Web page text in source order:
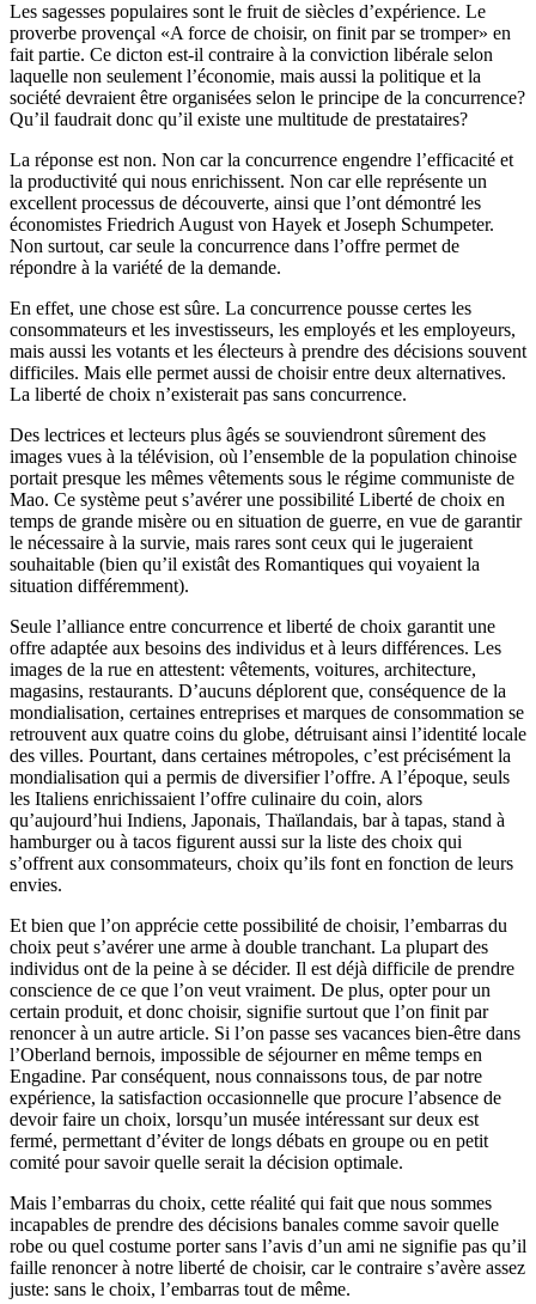
Les sagesses populaires sont le fruit de siècles d’expérience. Le
proverbe provençal «A force de choisir, on finit par se tromper» en
fait partie. Ce dicton est-il contraire à la conviction libérale selon
laquelle non seulement l’économie, mais aussi la politique et la
société devraient être organisées selon le principe de la concurrence?
Qu’il faudrait donc qu’il existe une multitude de prestataires?
La réponse est non. Non car la concurrence engendre l’efficacité et
la productivité qui nous enrichissent. Non car elle représente un
excellent processus de découverte, ainsi que l’ont démontré les
économistes Friedrich August von Hayek et Joseph Schumpeter.
Non surtout, car seule la concurrence dans l’offre permet de
répondre à la variété de la demande.
En effet, une chose est sûre. La concurrence pousse certes les
consommateurs et les investisseurs, les employés et les employeurs,
mais aussi les votants et les électeurs à prendre des décisions souvent
difficiles. Mais elle permet aussi de choisir entre deux alternatives.
La liberté de choix n’existerait pas sans concurrence.
Des lectrices et lecteurs plus âgés se souviendront sûrement des
images vues à la télévision, où l’ensemble de la population chinoise
portait presque les mêmes vêtements sous le régime communiste de
Mao. Ce système peut s’avérer une possibilité Liberté de choix en
temps de grande misère ou en situation de guerre, en vue de garantir
le nécessaire à la survie, mais rares sont ceux qui le jugeraient
souhaitable (bien qu’il existât des Romantiques qui voyaient la
situation différemment).
Seule l’alliance entre concurrence et liberté de choix garantit une
offre adaptée aux besoins des individus et à leurs différences. Les
images de la rue en attestent: vêtements, voitures, architecture,
magasins, restaurants. D’aucuns déplorent que, conséquence de la
mondialisation, certaines entreprises et marques de consommation se
retrouvent aux quatre coins du globe, détruisant ainsi l’identité locale
des villes. Pourtant, dans certaines métropoles, c’est précisément la
mondialisation qui a permis de diversifier l’offre. A l’époque, seuls
les Italiens enrichissaient l’offre culinaire du coin, alors
qu’aujourd’hui Indiens, Japonais, Thaïlandais, bar à tapas, stand à
hamburger ou à tacos figurent aussi sur la liste des choix qui
s’offrent aux consommateurs, choix qu’ils font en fonction de leurs
envies.
Et bien que l’on apprécie cette possibilité de choisir, l’embarras du
choix peut s’avérer une arme à double tranchant. La plupart des
individus ont de la peine à se décider. Il est déjà difficile de prendre
conscience de ce que l’on veut vraiment. De plus, opter pour un
certain produit, et donc choisir, signifie surtout que l’on finit par
renoncer à un autre article. Si l’on passe ses vacances bien-être dans
l’Oberland bernois, impossible de séjourner en même temps en
Engadine. Par conséquent, nous connaissons tous, de par notre
expérience, la satisfaction occasionnelle que procure l’absence de
devoir faire un choix, lorsqu’un musée intéressant sur deux est
fermé, permettant d’éviter de longs débats en groupe ou en petit
comité pour savoir quelle serait la décision optimale.
Mais l’embarras du choix, cette réalité qui fait que nous sommes
incapables de prendre des décisions banales comme savoir quelle
robe ou quel costume porter sans l’avis d’un ami ne signifie pas qu’il
faille renoncer à notre liberté de choisir, car le contraire s’avère assez
juste: sans le choix, l’embarras tout de même.